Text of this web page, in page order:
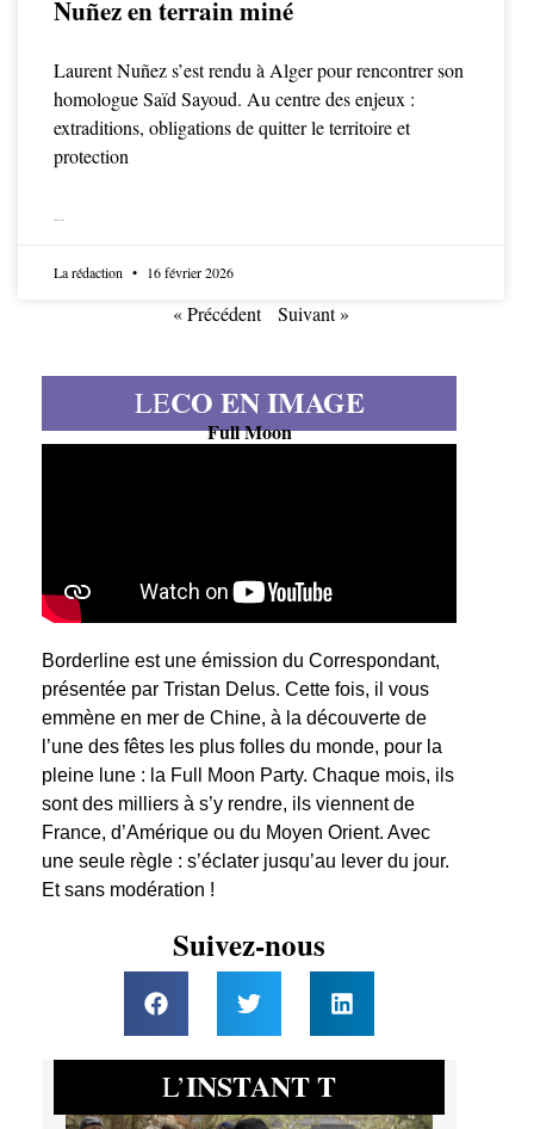
Nuñez en terrain miné
Laurent Nuñez s’est rendu à Alger pour rencontrer son
homologue Saïd Sayoud. Au centre des enjeux :
extraditions, obligations de quitter le territoire et
protection
La rédaction 16 février 2026
« Précédent Suivant »
LECO EN IMAGE
Full Moon
Borderline est une émission du Correspondant,
présentée par Tristan Delus. Cette fois, il vous
emmène en mer de Chine, à la découverte de
l’une des fêtes les plus folles du monde, pour la
pleine lune : la Full Moon Party. Chaque mois, ils
sont des milliers à s’y rendre, ils viennent de
France, d’Amérique ou du Moyen Orient. Avec
une seule règle : s’éclater jusqu’au lever du jour.
Et sans modération !
Suivez-nous
L’INSTANT T